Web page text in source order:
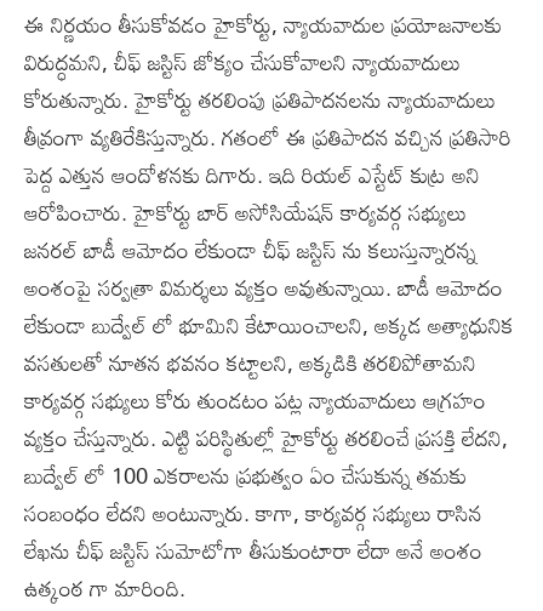
ఈ నిర్ణయం తీసుకోవడం హైకోర్టు, న్యాయవాదుల ప్రయోజనాలకు
విరుద్ధమని, చీఫ్ జస్టిస్ జోక్యం చేసుకోవాలని న్యాయవాదులు
కోరుతున్నారు. హైకోర్టు తరలింపు ప్రతిపాదనలను న్యాయవాదులు
తీవ్రంగా వ్యతిరేకిస్తున్నారు. గతంలో ఈ ప్రతిపాదన వచ్చిన ప్రతిసారి
పెద్ద ఎత్తున ఆందోళనకు దిగారు. ఇది రియల్ ఎస్టేట్ కుట్ర అని
ఆరోపించారు. హైకోర్టు బార్ అసోసియేషన్ కార్యవర్గ సభ్యులు
జనరల్ బాడీ ఆమోదం లేకుండా చీఫ్ జస్టిస్ ను కలుస్తున్నారన్న
అంశంపై సర్వత్రా విమర్శలు వ్యక్తం అవుతున్నాయి. బాడీ ఆమోదం
లేకుండా బుద్వేల్ లో భూమిని కేటాయించాలని, అక్కడ అత్యాధునిక
వసతులతో నూతన భవనం కట్టాలని, అక్కడికి తరలిపోతామని
కార్యవర్గ సభ్యులు కోరు తుండటం పట్ల న్యాయవాదులు ఆగ్రహం
వ్యక్తం చేస్తున్నారు. ఎట్టి పరిస్థితుల్లో హైకోర్టు తరలించే ప్రసక్తి లేదని,
బుద్వేల్ లో 100 ఎకరాలను ప్రభుత్వం ఏం చేసుకున్న తమకు
సంబంధం లేదని అంటున్నారు. కాగా, కార్యవర్గ సభ్యులు రాసిన
లేఖను చీఫ్ జస్టిస్ సుమోటోగా తీసుకుంటారా లేదా అనే అంశం
ఉత్కంఠ గా మారింది.